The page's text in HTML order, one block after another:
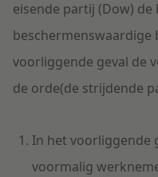
eisende partij (Dow)
beschermenswaardige
voorliggende geval de
de orde(de strijdende
In het voorliggende
voormalig